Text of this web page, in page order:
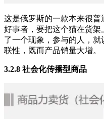
这是俄罗斯的一款本来很
好事者，要把这个猫在货
了一个现象，参与的人，
联性，既而产品销量大
3.2.8 社会化传播型商品